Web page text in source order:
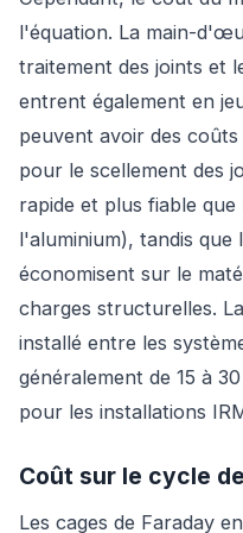
l'équation. La main-
traitement des joints et
entrent également en
peuvent avoir des
pour le scellement des
rapide et plus fiable que
l'aluminium), tandis que
économisent sur le
charges structurelles.
installé entre les
généralement de 15 à
pour les installations
Coût sur le cycle
Les cages de Faraday